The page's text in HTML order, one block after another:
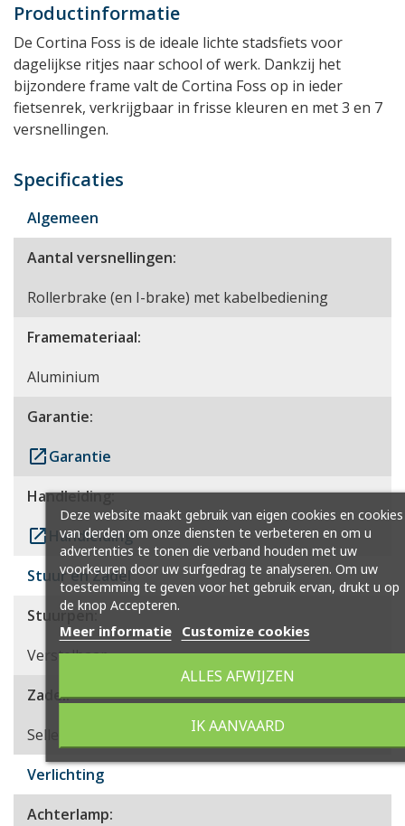
Productinformatie
De Cortina Foss is de ideale lichte stadsfiets voor
dagelijkse ritjes naar school of werk. Dankzij het
bijzondere frame valt de Cortina Foss op in ieder
fietsenrek, verkrijgbaar in frisse kleuren en met 3 en 7
versnellingen.
Specificaties
Algemeen
Aantal versnellingen:
Rollerbrake (en I-brake) met kabelbediening
Framemateriaal:
Aluminium
Garantie:
launchGarantie
Handleiding:
launch
Handleiding
Stuur en Zadel
Stuurpen:
Verstelbaar
Zadel:
Selle Royal Aurorae
Verlichting
Achterlamp:
Deze website maakt gebruik van eigen cookies en cookies
van derden om onze diensten te verbeteren en om u
advertenties te tonen die verband houden met uw
voorkeuren door uw surfgedrag te analyseren. Om uw
toestemming te geven voor het gebruik ervan, drukt u op
de knop Accepteren.
Meer informatie Customize cookies
ALLES AFWIJZEN
IK AANVAARD